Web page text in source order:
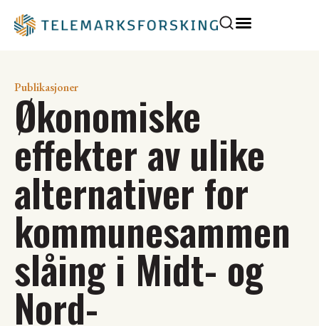
Publikasjoner
Økonomiske
effekter av ulike
alternativer for
kommunesammen
slåing i Midt- og
Nord-